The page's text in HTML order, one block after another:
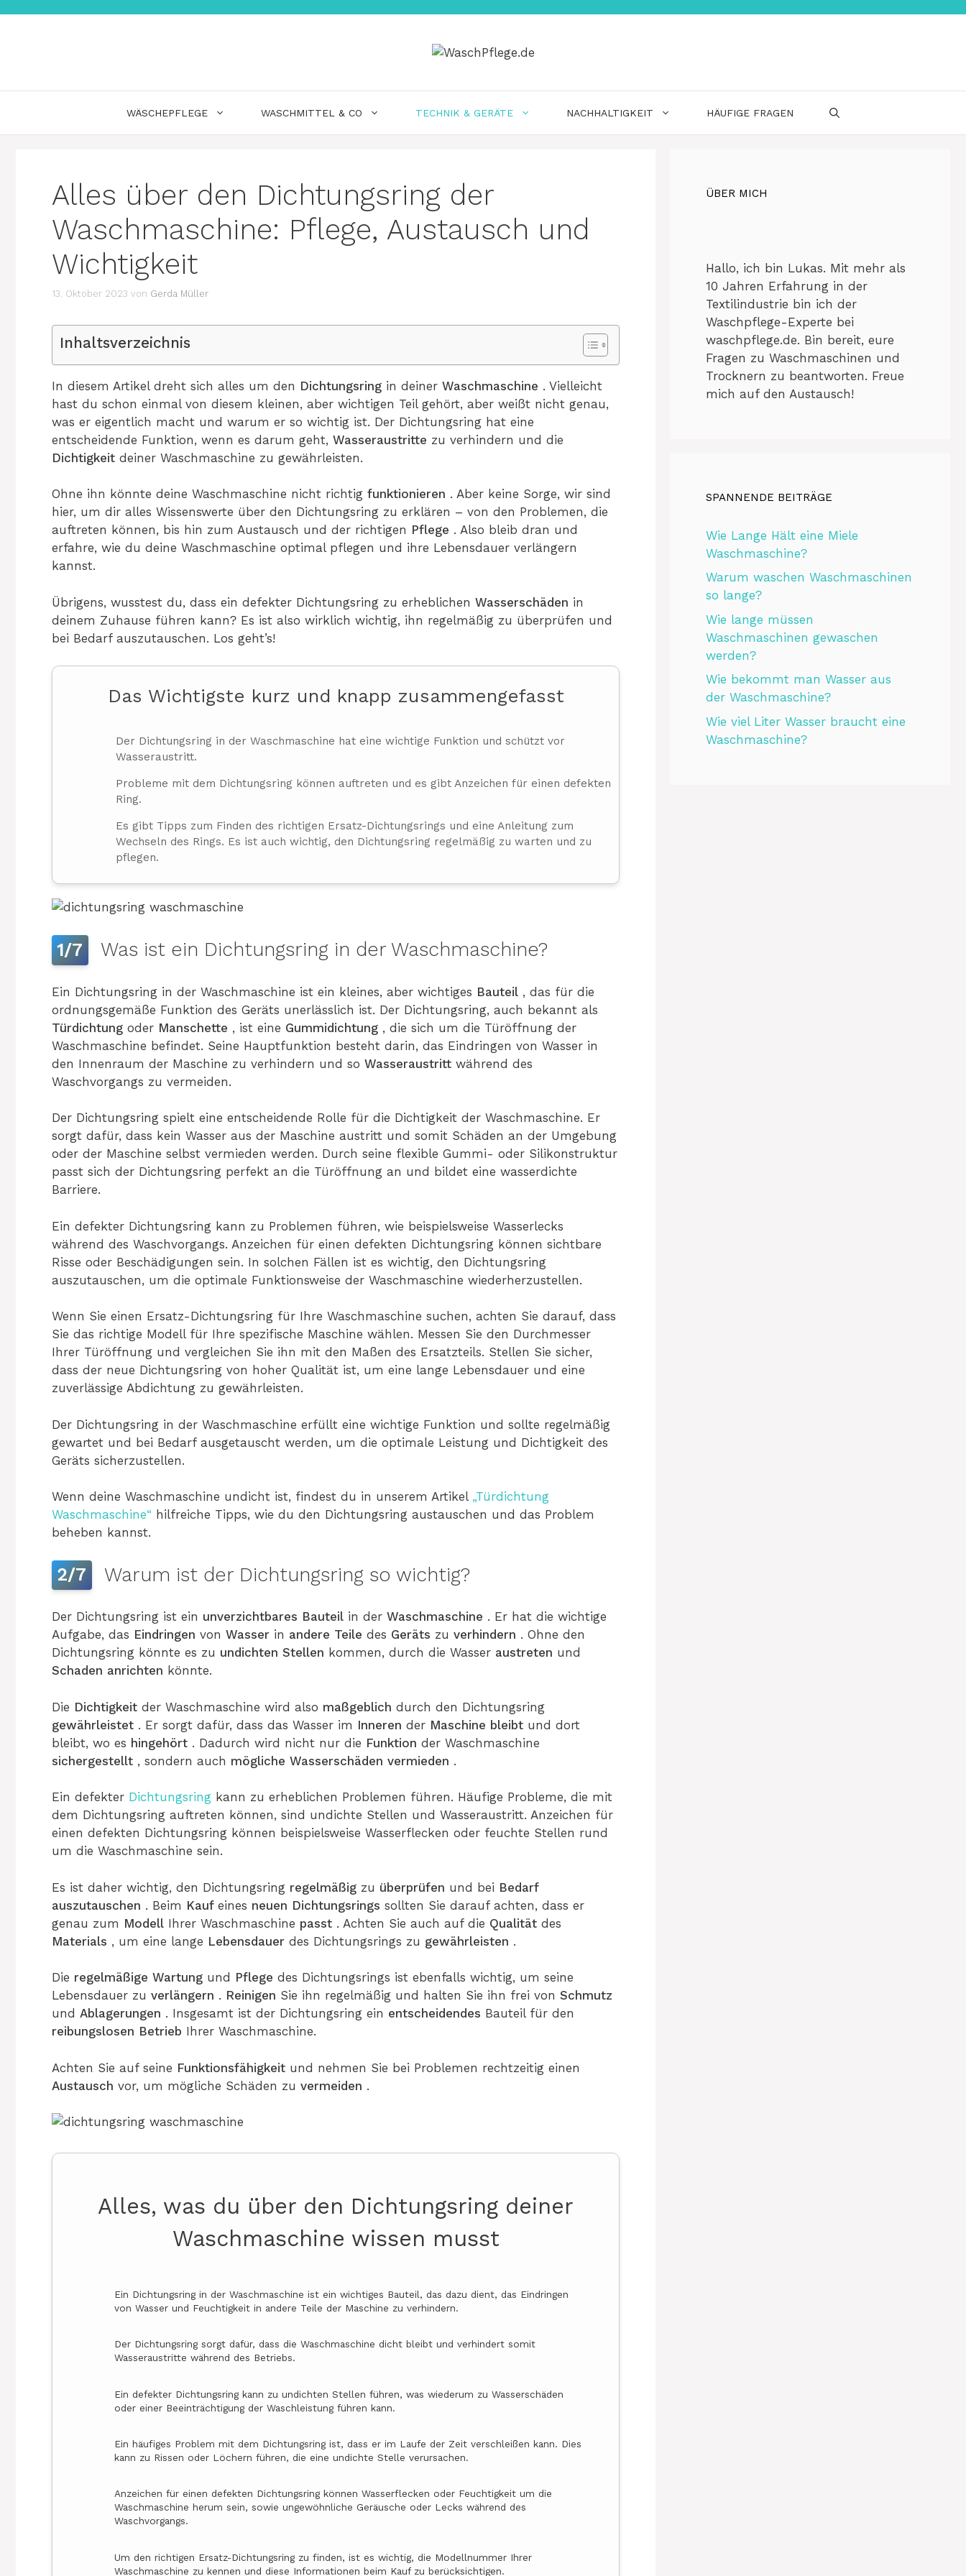
WÄSCHEPFLEGE WASCHMITTEL & CO TECHNIK & GERÄTE NACHHALTIGKEIT HÄUFIGE FRAGEN
Alles über den Dichtungsring der
Waschmaschine: Pflege, Austausch und
Wichtigkeit
13. Oktober 2023 von Gerda Müller
Inhaltsverzeichnis
In diesem Artikel dreht sich alles um den Dichtungsring in deiner Waschmaschine . Vielleicht
hast du schon einmal von diesem kleinen, aber wichtigen Teil gehört, aber weißt nicht genau,
was er eigentlich macht und warum er so wichtig ist. Der Dichtungsring hat eine
entscheidende Funktion, wenn es darum geht, Wasseraustritte zu verhindern und die
Dichtigkeit deiner Waschmaschine zu gewährleisten.
Ohne ihn könnte deine Waschmaschine nicht richtig funktionieren . Aber keine Sorge, wir sind
hier, um dir alles Wissenswerte über den Dichtungsring zu erklären – von den Problemen, die
auftreten können, bis hin zum Austausch und der richtigen Pflege . Also bleib dran und
erfahre, wie du deine Waschmaschine optimal pflegen und ihre Lebensdauer verlängern
kannst.
Übrigens, wusstest du, dass ein defekter Dichtungsring zu erheblichen Wasserschäden in
deinem Zuhause führen kann? Es ist also wirklich wichtig, ihn regelmäßig zu überprüfen und
bei Bedarf auszutauschen. Los geht’s!
Das Wichtigste kurz und knapp zusammengefasst
Der Dichtungsring in der Waschmaschine hat eine wichtige Funktion und schützt vor
Wasseraustritt.
Probleme mit dem Dichtungsring können auftreten und es gibt Anzeichen für einen defekten
Ring.
Es gibt Tipps zum Finden des richtigen Ersatz-Dichtungsrings und eine Anleitung zum
Wechseln des Rings. Es ist auch wichtig, den Dichtungsring regelmäßig zu warten und zu
pflegen.
1/7 Was ist ein Dichtungsring in der Waschmaschine?
Ein Dichtungsring in der Waschmaschine ist ein kleines, aber wichtiges Bauteil , das für die
ordnungsgemäße Funktion des Geräts unerlässlich ist. Der Dichtungsring, auch bekannt als
Türdichtung oder Manschette , ist eine Gummidichtung , die sich um die Türöffnung der
Waschmaschine befindet. Seine Hauptfunktion besteht darin, das Eindringen von Wasser in
den Innenraum der Maschine zu verhindern und so Wasseraustritt während des
Waschvorgangs zu vermeiden.
Der Dichtungsring spielt eine entscheidende Rolle für die Dichtigkeit der Waschmaschine. Er
sorgt dafür, dass kein Wasser aus der Maschine austritt und somit Schäden an der Umgebung
oder der Maschine selbst vermieden werden. Durch seine flexible Gummi- oder Silikonstruktur
passt sich der Dichtungsring perfekt an die Türöffnung an und bildet eine wasserdichte
Barriere.
Ein defekter Dichtungsring kann zu Problemen führen, wie beispielsweise Wasserlecks
während des Waschvorgangs. Anzeichen für einen defekten Dichtungsring können sichtbare
Risse oder Beschädigungen sein. In solchen Fällen ist es wichtig, den Dichtungsring
auszutauschen, um die optimale Funktionsweise der Waschmaschine wiederherzustellen.
Wenn Sie einen Ersatz-Dichtungsring für Ihre Waschmaschine suchen, achten Sie darauf, dass
Sie das richtige Modell für Ihre spezifische Maschine wählen. Messen Sie den Durchmesser
Ihrer Türöffnung und vergleichen Sie ihn mit den Maßen des Ersatzteils. Stellen Sie sicher,
dass der neue Dichtungsring von hoher Qualität ist, um eine lange Lebensdauer und eine
zuverlässige Abdichtung zu gewährleisten.
Der Dichtungsring in der Waschmaschine erfüllt eine wichtige Funktion und sollte regelmäßig
gewartet und bei Bedarf ausgetauscht werden, um die optimale Leistung und Dichtigkeit des
Geräts sicherzustellen.
Wenn deine Waschmaschine undicht ist, findest du in unserem Artikel „Türdichtung
Waschmaschine“ hilfreiche Tipps, wie du den Dichtungsring austauschen und das Problem
beheben kannst.
2/7 Warum ist der Dichtungsring so wichtig?
Der Dichtungsring ist ein unverzichtbares Bauteil in der Waschmaschine . Er hat die wichtige
Aufgabe, das Eindringen von Wasser in andere Teile des Geräts zu verhindern . Ohne den
Dichtungsring könnte es zu undichten Stellen kommen, durch die Wasser austreten und
Schaden anrichten könnte.
Die Dichtigkeit der Waschmaschine wird also maßgeblich durch den Dichtungsring
gewährleistet . Er sorgt dafür, dass das Wasser im Inneren der Maschine bleibt und dort
bleibt, wo es hingehört . Dadurch wird nicht nur die Funktion der Waschmaschine
sichergestellt , sondern auch mögliche Wasserschäden vermieden .
Ein defekter Dichtungsring kann zu erheblichen Problemen führen. Häufige Probleme, die mit
dem Dichtungsring auftreten können, sind undichte Stellen und Wasseraustritt. Anzeichen für
einen defekten Dichtungsring können beispielsweise Wasserflecken oder feuchte Stellen rund
um die Waschmaschine sein.
Es ist daher wichtig, den Dichtungsring regelmäßig zu überprüfen und bei Bedarf
auszutauschen . Beim Kauf eines neuen Dichtungsrings sollten Sie darauf achten, dass er
genau zum Modell Ihrer Waschmaschine passt . Achten Sie auch auf die Qualität des
Materials , um eine lange Lebensdauer des Dichtungsrings zu gewährleisten .
Die regelmäßige Wartung und Pflege des Dichtungsrings ist ebenfalls wichtig, um seine
Lebensdauer zu verlängern . Reinigen Sie ihn regelmäßig und halten Sie ihn frei von Schmutz
und Ablagerungen . Insgesamt ist der Dichtungsring ein entscheidendes Bauteil für den
reibungslosen Betrieb Ihrer Waschmaschine.
Achten Sie auf seine Funktionsfähigkeit und nehmen Sie bei Problemen rechtzeitig einen
Austausch vor, um mögliche Schäden zu vermeiden .
Alles, was du über den Dichtungsring deiner
Waschmaschine wissen musst
Ein Dichtungsring in der Waschmaschine ist ein wichtiges Bauteil, das dazu dient, das Eindringen
von Wasser und Feuchtigkeit in andere Teile der Maschine zu verhindern.
Der Dichtungsring sorgt dafür, dass die Waschmaschine dicht bleibt und verhindert somit
Wasseraustritte während des Betriebs.
Ein defekter Dichtungsring kann zu undichten Stellen führen, was wiederum zu Wasserschäden
oder einer Beeinträchtigung der Waschleistung führen kann.
Ein häufiges Problem mit dem Dichtungsring ist, dass er im Laufe der Zeit verschleißen kann. Dies
kann zu Rissen oder Löchern führen, die eine undichte Stelle verursachen.
Anzeichen für einen defekten Dichtungsring können Wasserflecken oder Feuchtigkeit um die
Waschmaschine herum sein, sowie ungewöhnliche Geräusche oder Lecks während des
Waschvorgangs.
Um den richtigen Ersatz-Dichtungsring zu finden, ist es wichtig, die Modellnummer Ihrer
Waschmaschine zu kennen und diese Informationen beim Kauf zu berücksichtigen.
ÜBER MICH
Hallo, ich bin Lukas. Mit mehr als
10 Jahren Erfahrung in der
Textilindustrie bin ich der
Waschpflege-Experte bei
waschpflege.de. Bin bereit, eure
Fragen zu Waschmaschinen und
Trocknern zu beantworten. Freue
mich auf den Austausch!
SPANNENDE BEITRÄGE
Wie Lange Hält eine Miele
Waschmaschine?
Warum waschen Waschmaschinen
so lange?
Wie lange müssen
Waschmaschinen gewaschen
werden?
Wie bekommt man Wasser aus
der Waschmaschine?
Wie viel Liter Wasser braucht eine
Waschmaschine?